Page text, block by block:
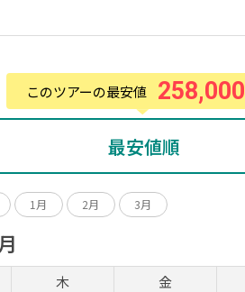
このツアーの最安値 258,000
最安値順
1月 2月 3月
木 金